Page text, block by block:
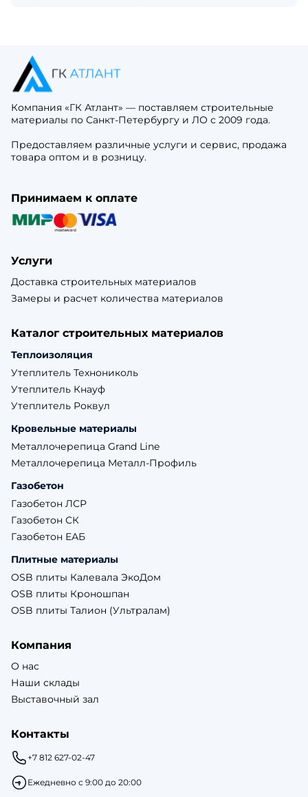
Компания «ГК Атлант» — поставляем строительные
материалы по Санкт-Петербургу и ЛО с 2009 года.
Предоставляем различные услуги и сервис, продажа
товара оптом и в розницу.
Принимаем к оплате
Услуги
Доставка строительных материалов
Замеры и расчет количества материалов
Каталог строительных материалов
Теплоизоляция
Утеплитель Технониколь
Утеплитель Кнауф
Утеплитель Роквул
Кровельные материалы
Металлочерепица Grand Line
Металлочерепица Металл-Профиль
Газобетон
Газобетон ЛСР
Газобетон СК
Газобетон ЕАБ
Плитные материалы
OSB плиты Калевала ЭкоДом
OSB плиты Кроношпан
OSB плиты Талион (Ультралам)
Компания
О нас
Наши склады
Выставочный зал
Контакты
+7 812 627-02-47
Ежедневно с 9:00 до 20:00